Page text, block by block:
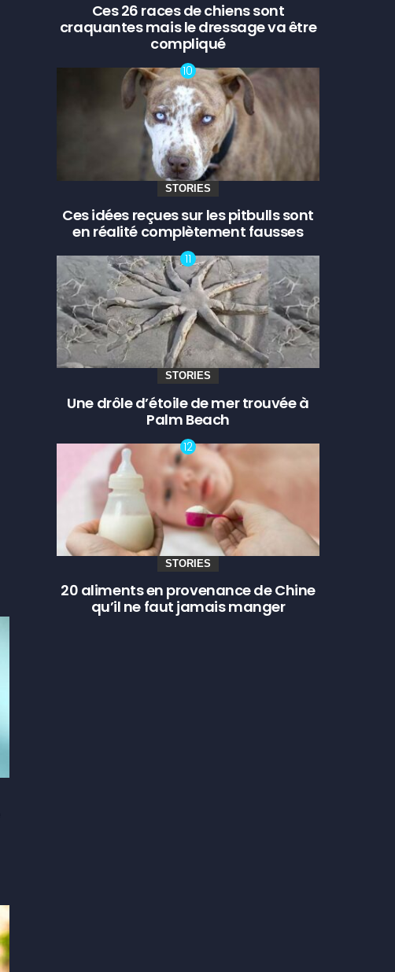
Ces 26 races de chiens sont
craquantes mais le dressage va être
compliqué
STORIES
Ces idées reçues sur les pitbulls sont
en réalité complètement fausses
STORIES
Une drôle d’étoile de mer trouvée à
Palm Beach
STORIES
20 aliments en provenance de Chine
qu’il ne faut jamais manger